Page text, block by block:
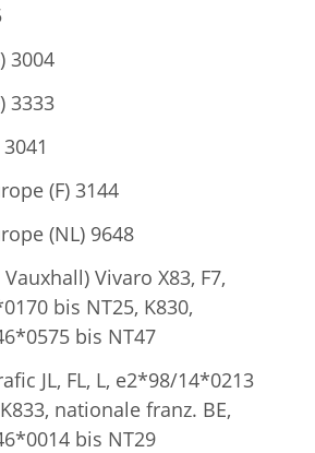
3004
3333
(F) 3144
(NL) 9648
Vivaro X83, F7,
bis NT25, K830,
bis NT47
JL, FL, L, e2*98/14*0213
nationale franz. BE,
bis NT29